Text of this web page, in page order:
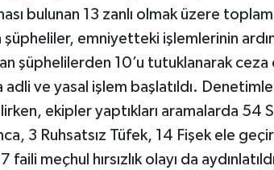
bulunan 13 zanlı olmak üzere
şüpheliler, emniyetteki işlemlerinin
şüphelilerden 10’u tutuklanarak
adli ve yasal işlem başlatıldı.
ekipler yaptıkları aramalarda 54
3 Ruhsatsız Tüfek, 14 Fişek ele
faili meçhul hırsızlık olayı da